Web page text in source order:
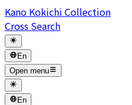
Kano Kokichi Collection
Cross Search
En
Open menu
En